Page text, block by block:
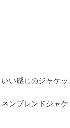
いい感じのジャケ
ネンブレンドジャ